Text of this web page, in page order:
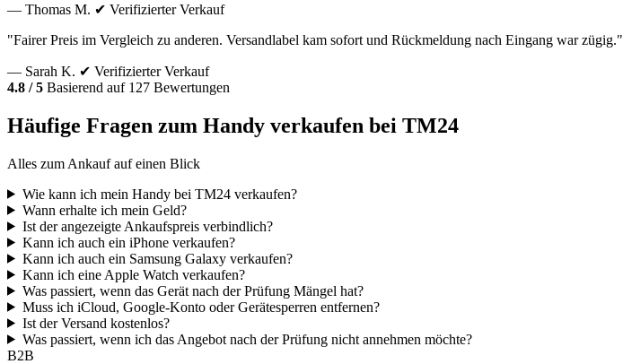
— Thomas M. ✔ Verifizierter Verkauf
"Fairer Preis im Vergleich zu anderen. Versandlabel kam sofort und Rückmeldung nach Eingang war zügig."
— Sarah K. ✔ Verifizierter Verkauf
4.8 / 5 Basierend auf 127 Bewertungen
Häufige Fragen zum Handy verkaufen bei TM24
Alles zum Ankauf auf einen Blick
Wie kann ich mein Handy bei TM24 verkaufen?
Wann erhalte ich mein Geld?
Ist der angezeigte Ankaufspreis verbindlich?
Kann ich auch ein iPhone verkaufen?
Kann ich auch ein Samsung Galaxy verkaufen?
Kann ich eine Apple Watch verkaufen?
Was passiert, wenn das Gerät nach der Prüfung Mängel hat?
Muss ich iCloud, Google-Konto oder Gerätesperren entfernen?
Ist der Versand kostenlos?
Was passiert, wenn ich das Angebot nach der Prüfung nicht annehmen möchte?
B2B